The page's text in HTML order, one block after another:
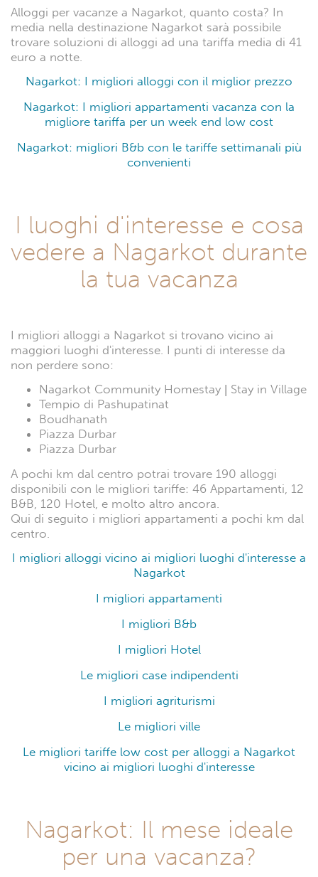
Alloggi per vacanze a Nagarkot, quanto costa? In
media nella destinazione Nagarkot sarà possibile
trovare soluzioni di alloggi ad una tariffa media di 41
euro a notte.
Nagarkot: I migliori alloggi con il miglior prezzo
Nagarkot: I migliori appartamenti vacanza con la
migliore tariffa per un week end low cost
Nagarkot: migliori B&b con le tariffe settimanali più
convenienti
I luoghi d'interesse e cosa
vedere a Nagarkot durante
la tua vacanza
I migliori alloggi a Nagarkot si trovano vicino ai
maggiori luoghi d'interesse. I punti di interesse da
non perdere sono:
Nagarkot Community Homestay | Stay in Village
Tempio di Pashupatinat
Boudhanath
Piazza Durbar
Piazza Durbar
A pochi km dal centro potrai trovare 190 alloggi
disponibili con le migliori tariffe: 46 Appartamenti, 12
B&B, 120 Hotel, e molto altro ancora.
Qui di seguito i migliori appartamenti a pochi km dal
centro.
I migliori alloggi vicino ai migliori luoghi d'interesse a
Nagarkot
I migliori appartamenti
I migliori B&b
I migliori Hotel
Le migliori case indipendenti
I migliori agriturismi
Le migliori ville
Le migliori tariffe low cost per alloggi a Nagarkot
vicino ai migliori luoghi d'interesse
Nagarkot: Il mese ideale
per una vacanza?